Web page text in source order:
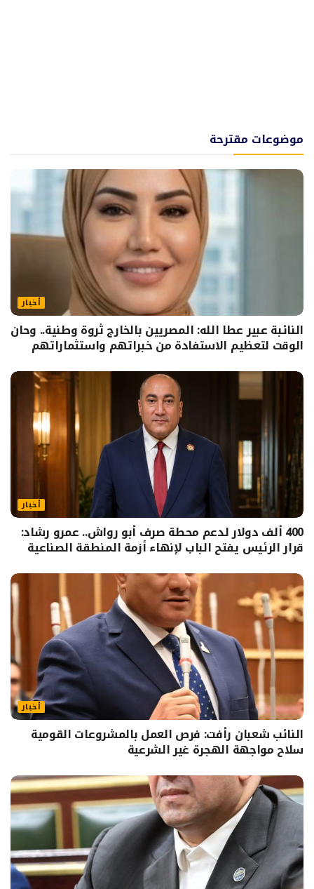
موضوعات مقترحة
أخبار
النائبة عبير عطا الله: المصريين بالخارج ثروة وطنية.. وحان
الوقت لتعظيم الاستفادة من خبراتهم واستثماراتهم
أخبار
400 ألف دولار لدعم محطة صرف أبو رواش.. عمرو رشاد:
قرار الرئيس يفتح الباب لإنهاء أزمة المنطقة الصناعية
أخبار
النائب شعبان رأفت: فرص العمل بالمشروعات القومية
سلاح مواجهة الهجرة غير الشرعية